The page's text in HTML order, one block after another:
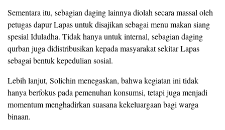
Sementara itu, sebagian daging lainnya diolah secara massal oleh
petugas dapur Lapas untuk disajikan sebagai menu makan siang
spesial Iduladha. Tidak hanya untuk internal, sebagian daging
qurban juga didistribusikan kepada masyarakat sekitar Lapas
sebagai bentuk kepedulian sosial.
Lebih lanjut, Solichin menegaskan, bahwa kegiatan ini tidak
hanya berfokus pada pemenuhan konsumsi, tetapi juga menjadi
momentum menghadirkan suasana kekeluargaan bagi warga
binaan.